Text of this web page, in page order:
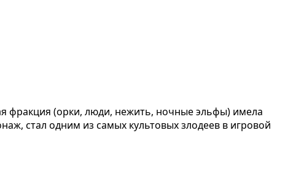
фракция (орки, люди, нежить, ночные эльфы) имела
стал одним из самых культовых злодеев в игровой